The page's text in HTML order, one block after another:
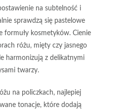
na subtelność i
sprawdzą się pastelowe
formuły kosmetyków. Cienie
różu, mięty czy jasnego
harmonizują z delikatnymi
twarzy.
na policzkach, najlepiej
tonacje, które dodają